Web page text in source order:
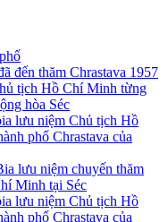
đến thăm Chrastava 1957
tịch Hồ Chí Minh từng
hòa Séc
lưu niệm Chủ tịch Hồ
phố Chrastava của
lưu niệm chuyến thăm
Minh tại Séc
lưu niệm Chủ tịch Hồ
phố Chrastava của